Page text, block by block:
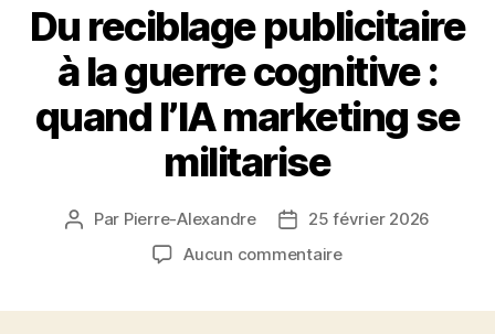
Du reciblage publicitaire
à la guerre cognitive :
quand l’IA marketing se
militarise
Auteur
Par Pierre-Alexandre
Date25 février 2026
Aucun commentairesur